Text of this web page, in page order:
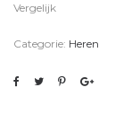
Vergelijk
Categorie: Heren